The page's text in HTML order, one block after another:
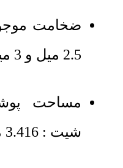
2.5 میل و 3 میل و 3.7 میل
مساحت
شیت : 3.416 مترمربع